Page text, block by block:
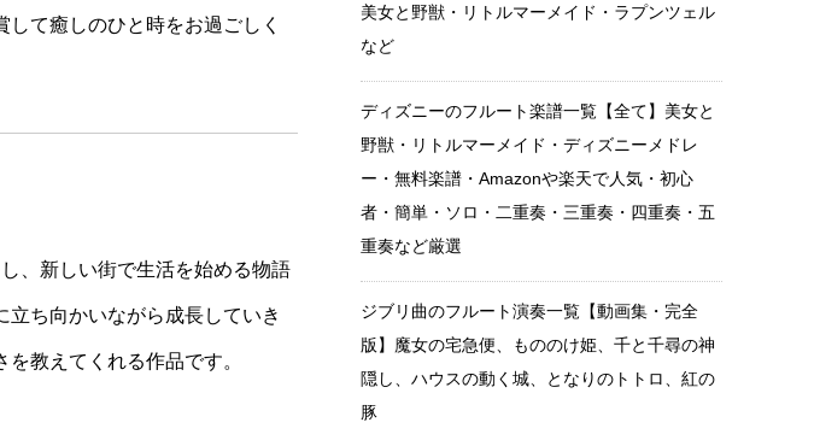
て癒しのひと時をお過ごしく
、新しい街で生活を始める物語
ち向かいながら成長していき
教えてくれる作品です。
美女と野獣・リトルマーメイド・ラプンツェル
など
ディズニーのフルート楽譜一覧【全て】美女と
野獣・リトルマーメイド・ディズニーメドレ
ー・無料楽譜・Amazonや楽天で人気・初心
者・簡単・ソロ・二重奏・三重奏・四重奏・五
重奏など厳選
ジブリ曲のフルート演奏一覧【動画集・完全
版】魔女の宅急便、もののけ姫、千と千尋の神
隠し、ハウスの動く城、となりのトトロ、紅の
豚